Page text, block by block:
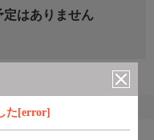
た[error]
定はありません